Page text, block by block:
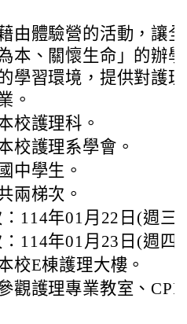
由體驗營的活動，讓
本、關懷生命」的辦
學習環境，提供對護
。
校護理科。
校護理系學會。
中學生。
兩梯次。
114年01月22日(週三
114年01月23日(週四
校E棟護理大樓。
觀護理專業教室、